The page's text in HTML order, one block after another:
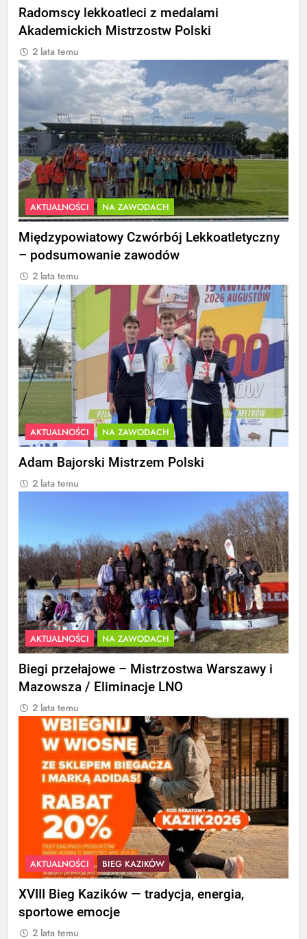
Radomscy lekkoatleci z medalami
Akademickich Mistrzostw Polski
2 lata temu
AKTUALNOŚCI NA ZAWODACH
Międzypowiatowy Czwórbój Lekkoatletyczny
– podsumowanie zawodów
2 lata temu
AKTUALNOŚCI NA ZAWODACH
Adam Bajorski Mistrzem Polski
2 lata temu
AKTUALNOŚCI NA ZAWODACH
Biegi przełajowe – Mistrzostwa Warszawy i
Mazowsza / Eliminacje LNO
2 lata temu
AKTUALNOŚCI BIEG KAZIKÓW
XVIII Bieg Kazików — tradycja, energia,
sportowe emocje
2 lata temu